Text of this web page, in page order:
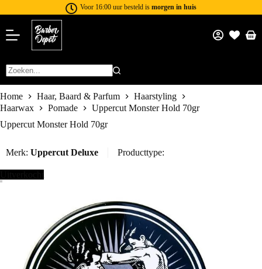
Voor 16:00 uur besteld is morgen in huis
Home Haar, Baard & Parfum
Haarstyling
Haarwax
Pomade
Uppercut Monster Hold 70gr
Uppercut Monster Hold 70gr
Merk: Uppercut Deluxe Producttype: